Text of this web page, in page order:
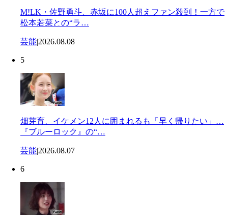
M!LK・佐野勇斗、赤坂に100人超えファン殺到！一方で
松本若菜との“ラ…
芸能|2026.08.08
5
畑芽育、イケメン12人に囲まれるも「早く帰りたい」…
『ブルーロック』の“…
芸能|2026.08.07
6